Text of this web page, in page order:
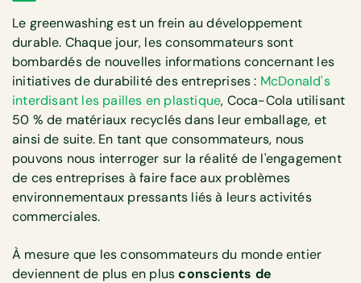
Le greenwashing est un frein au développement
durable. Chaque jour, les consommateurs sont
bombardés de nouvelles informations concernant les
initiatives de durabilité des entreprises : McDonald's
interdisant les pailles en plastique, Coca-Cola utilisant
50 % de matériaux recyclés dans leur emballage, et
ainsi de suite. En tant que consommateurs, nous
pouvons nous interroger sur la réalité de l'engagement
de ces entreprises à faire face aux problèmes
environnementaux pressants liés à leurs activités
commerciales.
À mesure que les consommateurs du monde entier
deviennent de plus en plusconscients de